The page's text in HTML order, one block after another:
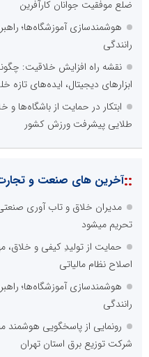
ضلع موفقیت جوانان کارآفرین
هوشمندسازی آموزشگاه‌ها؛
رانندگی
نقشه راه افزایش خلاقیت:
ابزارهای دیجیتال، ایده‌های تازه
ابتکار در حمایت از باشگاه‌ها
طلایی پیشرفت ورزش کشور
::آخرین های صنعت و
مدیران خلاق و تاب آوری
تحریم میشود
حمایت از تولیدِ کیفی و خلاق،
اصلاح نظام مالیاتی
هوشمندسازی آموزشگاه‌ها؛
رانندگی
شرکت توزیع برق استان تهران